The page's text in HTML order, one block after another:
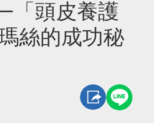
「頭皮養護
絲的成功秘